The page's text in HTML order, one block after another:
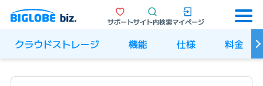
サポートサイト内検索マイページ
クラウドストレージ 機能 仕様 料金